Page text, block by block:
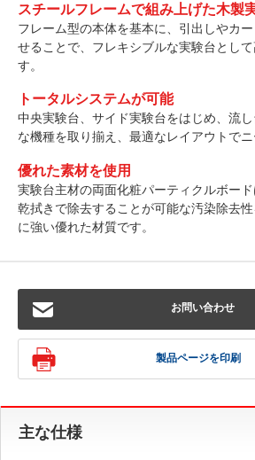
スチールフレームで組み上げた木製
フレーム型の本体を基本に、引出しやカ
せることで、フレキシブルな実験台とし
す。
トータルシステムが可能
中央実験台、サイド実験台をはじめ、流
な機種を取り揃え、最適なレイアウトで
優れた素材を使用
実験台主材の両面化粧パーティクルボー
乾拭きで除去することが可能な汚染除去
に強い優れた材質です。
お問い合わせ
製品ページを印刷
主な仕様